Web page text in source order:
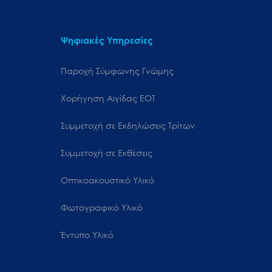
Ψηφιακές Υπηρεσίες
Παροχή Σύμφωνης Γνώμης
Χορήγηση Αιγίδας ΕΟΤ
Συμμετοχή σε Εκδηλώσεις Τρίτων
Συμμετοχή σε Εκθέσεις
Οπτικοακουστικό Υλικό
Φωτογραφικό Υλικό
Έντυπο Υλικό